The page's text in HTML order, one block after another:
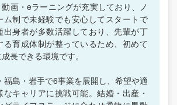
画・eラーニングが充実しており、ノ
ム制で未経験でも安心してスタートで
出身者が多数活躍しており、先輩が丁
る育成体制が整っているため、初めて
長できる環境です。
島・岩手で6事業を展開し、希望や適
キャリアに挑戦可能。結婚・出産・